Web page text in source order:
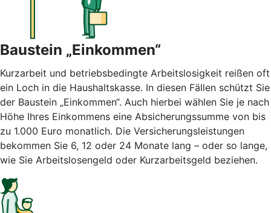
Baustein „Einkommen“
Kurzarbeit und betriebsbedingte Arbeitslosigkeit reißen oft
ein Loch in die Haushaltskasse. In diesen Fällen schützt Sie
der Baustein „Einkommen“. Auch hierbei wählen Sie je nach
Höhe Ihres Einkommens eine Absicherungssumme von bis
zu 1.000 Euro monatlich. Die Versicherungsleistungen
bekommen Sie 6, 12 oder 24 Monate lang – oder so lange,
wie Sie Arbeitslosengeld oder Kurzarbeitsgeld beziehen.